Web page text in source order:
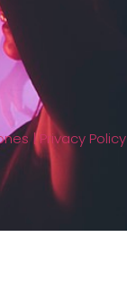
|Privacy Policy